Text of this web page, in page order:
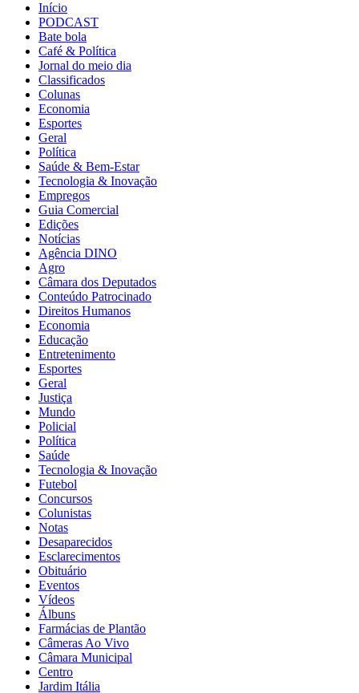
Início
PODCAST
Bate bola
Café & Política
Jornal do meio dia
Classificados
Colunas
Economia
Esportes
Geral
Política
Saúde & Bem-Estar
Tecnologia & Inovação
Empregos
Guia Comercial
Edições
Notícias
Agência DINO
Agro
Câmara dos Deputados
Conteúdo Patrocinado
Direitos Humanos
Economia
Educação
Entretenimento
Esportes
Geral
Justiça
Mundo
Policial
Política
Saúde
Tecnologia & Inovação
Futebol
Concursos
Colunistas
Notas
Desaparecidos
Esclarecimentos
Obituário
Eventos
Vídeos
Álbuns
Farmácias de Plantão
Câmeras Ao Vivo
Câmara Municipal
Centro
Jardim Itália